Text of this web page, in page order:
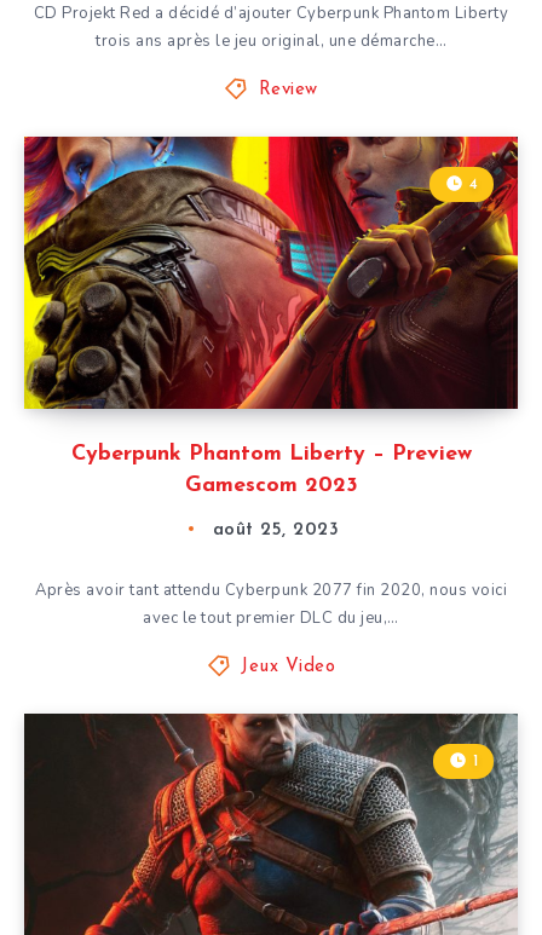
CD Projekt Red a décidé d’ajouter Cyberpunk Phantom Liberty
trois ans après le jeu original, une démarche…
Review
Cyberpunk Phantom Liberty – Preview
Gamescom 2023
4
août 25, 2023
Après avoir tant attendu Cyberpunk 2077 fin 2020, nous voici
avec le tout premier DLC du jeu,…
Jeux Video
1